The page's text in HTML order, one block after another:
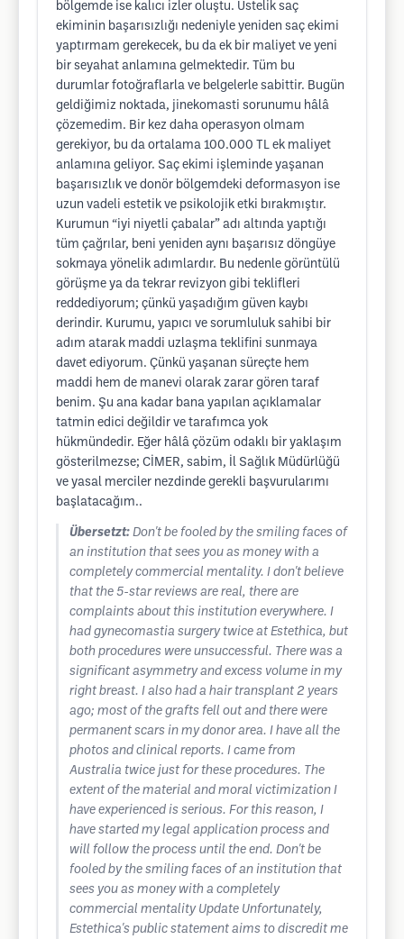
bölgemde ise kalıcı izler oluştu. Üstelik saç
ekiminin başarısızlığı nedeniyle yeniden saç ekimi
yaptırmam gerekecek, bu da ek bir maliyet ve yeni
bir seyahat anlamına gelmektedir. Tüm bu
durumlar fotoğraflarla ve belgelerle sabittir. Bugün
geldiğimiz noktada, jinekomasti sorunumu hâlâ
çözemedim. Bir kez daha operasyon olmam
gerekiyor, bu da ortalama 100.000 TL ek maliyet
anlamına geliyor. Saç ekimi işleminde yaşanan
başarısızlık ve donör bölgemdeki deformasyon ise
uzun vadeli estetik ve psikolojik etki bırakmıştır.
Kurumun “iyi niyetli çabalar” adı altında yaptığı
tüm çağrılar, beni yeniden aynı başarısız döngüye
sokmaya yönelik adımlardır. Bu nedenle görüntülü
görüşme ya da tekrar revizyon gibi teklifleri
reddediyorum; çünkü yaşadığım güven kaybı
derindir. Kurumu, yapıcı ve sorumluluk sahibi bir
adım atarak maddi uzlaşma teklifini sunmaya
davet ediyorum. Çünkü yaşanan süreçte hem
maddi hem de manevi olarak zarar gören taraf
benim. Şu ana kadar bana yapılan açıklamalar
tatmin edici değildir ve tarafımca yok
hükmündedir. Eğer hâlâ çözüm odaklı bir yaklaşım
gösterilmezse; CİMER, sabim, İl Sağlık Müdürlüğü
ve yasal merciler nezdinde gerekli başvurularımı
başlatacağım..
Übersetzt: Don't be fooled by the smiling faces of
an institution that sees you as money with a
completely commercial mentality. I don't believe
that the 5-star reviews are real, there are
complaints about this institution everywhere. I
had gynecomastia surgery twice at Estethica, but
both procedures were unsuccessful. There was a
significant asymmetry and excess volume in my
right breast. I also had a hair transplant 2 years
ago; most of the grafts fell out and there were
permanent scars in my donor area. I have all the
photos and clinical reports. I came from
Australia twice just for these procedures. The
extent of the material and moral victimization I
have experienced is serious. For this reason, I
have started my legal application process and
will follow the process until the end. Don't be
fooled by the smiling faces of an institution that
sees you as money with a completely
commercial mentality Update Unfortunately,
Estethica's public statement aims to discredit me